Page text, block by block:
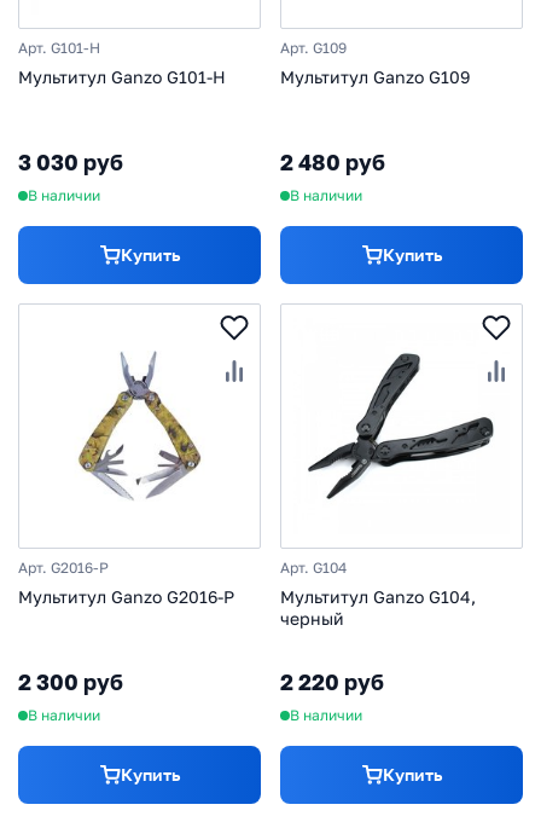
Арт. G101-H
Мультитул Ganzo G101-H
3 030 руб
В наличии
Купить
Арт. G109
Мультитул Ganzo G109
2 480 руб
В наличии
Купить
Арт. G2016-P
Мультитул Ganzo G2016-P
2 300 руб
В наличии
Купить
Арт. G104
Мультитул Ganzo G104,
черный
2 220 руб
В наличии
Купить